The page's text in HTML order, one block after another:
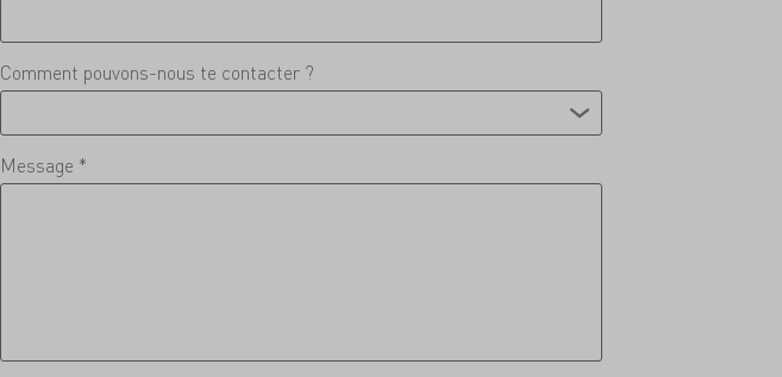
Comment pouvons-nous te contacter ?
Message *